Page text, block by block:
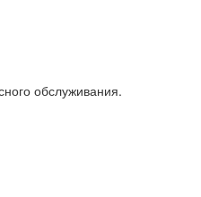
обслуживания.